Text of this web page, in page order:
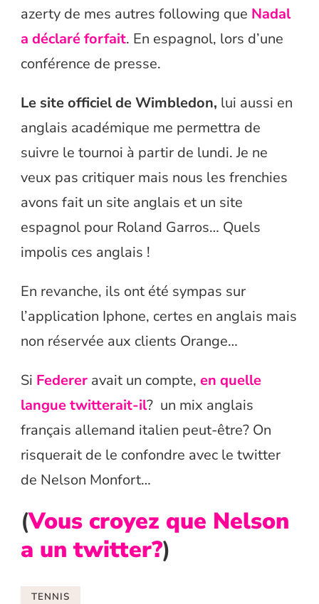
azerty de mes autres following que Nadal
a déclaré forfait. En espagnol, lors d’une
conférence de presse.
Le site officiel de Wimbledon, lui aussi en
anglais académique me permettra de
suivre le tournoi à partir de lundi. Je ne
veux pas critiquer mais nous les frenchies
avons fait un site anglais et un site
espagnol pour Roland Garros… Quels
impolis ces anglais !
En revanche, ils ont été sympas sur
l’application Iphone, certes en anglais mais
non réservée aux clients Orange…
Si Federer avait un compte, en quelle
langue twitterait-il? un mix anglais
français allemand italien peut-être? On
risquerait de le confondre avec le twitter
de Nelson Monfort…
(Vous croyez que Nelson
a un twitter?)
TENNIS